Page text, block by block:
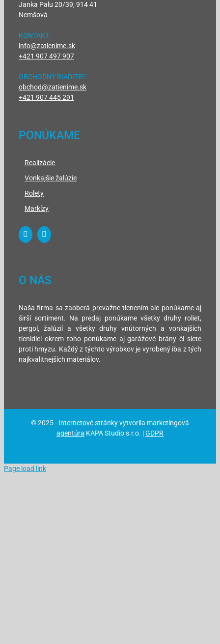
Janka Palu 20/39, 914 41
Nemšová
KONTAKT:
info@zatienime.sk
+421 907 497 907
OBCHODNÝ RIADITEĽ:
obchod@zatienime.sk
+421 907 445 291
PONÚKAME
Realizácie
Vonkajšie žalúzie
Rolety
Markízy
O NÁS
Naša firma sa zaoberá prevažne tienením ale ponúkame aj
širší sortiment. Na predaj ponúkame všetky druhy roliet,
pergol, žalúzií a všetky druhy vnútorných a vonkajších
tienidiel okrem toho ponúkame aj garážové brány či siete
proti hmyzu. Každý z týchto výrobkov je vyrobený iba z tých
najkvalitnejších materiálov.
© 2025 - Internetové stránkyvytvorila marketingová
agentúra KAPA Studio s.r.o. |GDPR
Page load link